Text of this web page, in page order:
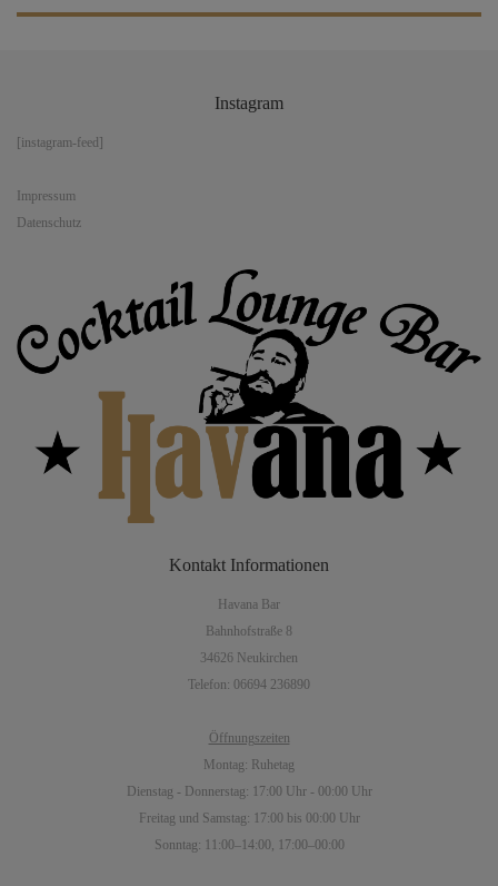
Instagram
[instagram-feed]
Impressum
Datenschutz
Kontakt Informationen
Havana Bar
Bahnhofstraße 8
34626 Neukirchen
Telefon: 06694 236890
Öffnungszeiten
Montag: Ruhetag
Dienstag - Donnerstag: 17:00 Uhr - 00:00 Uhr
Freitag und Samstag: 17:00 bis 00:00 Uhr
Sonntag: 11:00–14:00, 17:00–00:00